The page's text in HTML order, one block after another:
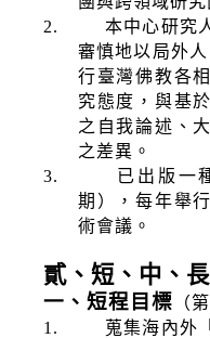
2.
本中心研究
審慎地以局外人
行臺灣佛教各
究態度，與基
之自我論述、
之差異。
3.
已出版一
期），每年舉
術會議。
貳、短、中、
一、短程目標 （
1.
蒐集海內外